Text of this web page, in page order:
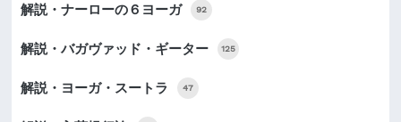
解説・ナーローの６ヨーガ 92
解説・バガヴァッド・ギーター 125
解説・ヨーガ・スートラ 47